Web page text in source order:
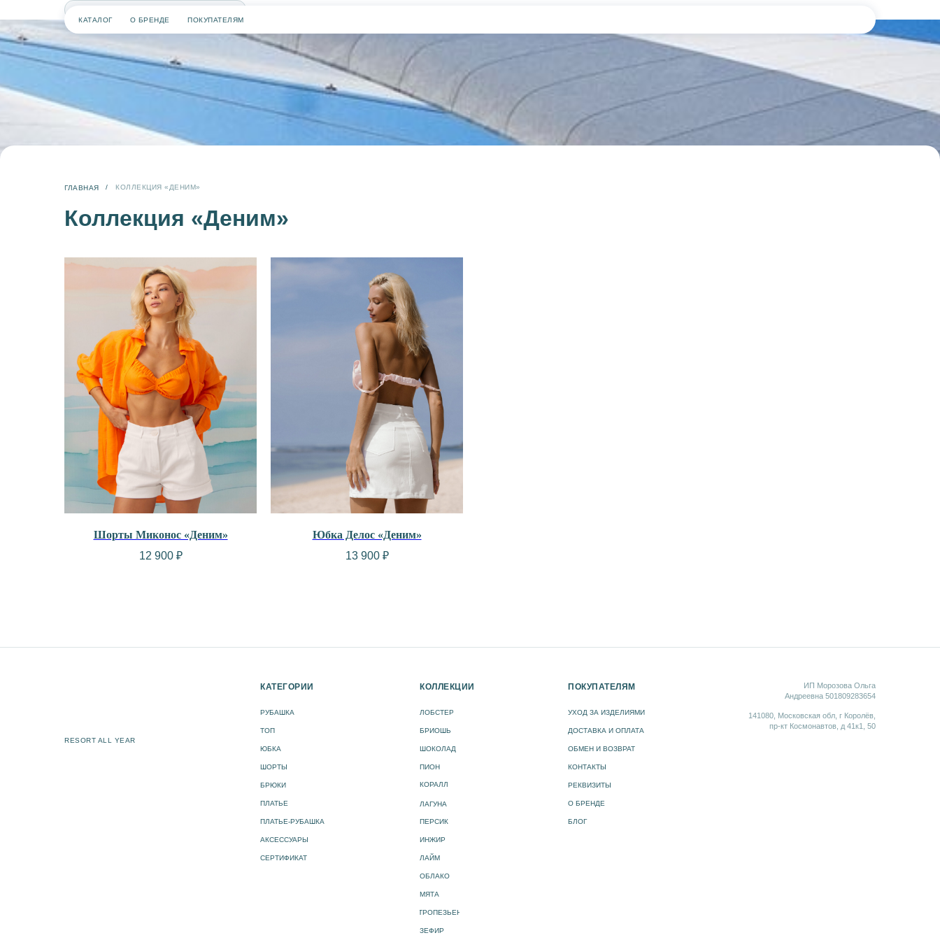
КАТАЛОГ ПОКУПАТЕЛЯМ
О БРЕНДЕ
ГЛАВНАЯ / КОЛЛЕКЦИЯ «ДЕНИМ»
Коллекция «Деним»
Шорты Миконос «Деним»
12 900 ₽
Юбка Делос «Деним»
13 900 ₽
RESORT ALL YEAR
ИП Морозова Ольга
Андреевна 501809283654
141080, Московская обл, г Королёв,
пр-кт Космонавтов, д 41к1, 50
КОЛЛЕКЦИИ
ШОКОЛАД
ПИОН
КОРАЛЛ
ЛАГУНА
МЯТА
ОБЛАКО
КАТЕГОРИИ
РУБАШКА
ТОП
ЮБКА
ШОРТЫ
БРЮКИ
СЕРТИФИКАТ
АКСЕССУАРЫ
ПЛАТЬЕ
ПЛАТЬЕ-РУБАШКА
ЗЕФИР
БРИОШЬ
ЛОБСТЕР
ТРОПЕЗЬЕН
ПОКУПАТЕЛЯМ
УХОД ЗА ИЗДЕЛИЯМИ
ДОСТАВКА И ОПЛАТА
ОБМЕН И ВОЗВРАТ
КОНТАКТЫ
БЛОГ
О БРЕНДЕ
РЕКВИЗИТЫ
ИНЖИР
ПЕРСИК
ЛАЙМ